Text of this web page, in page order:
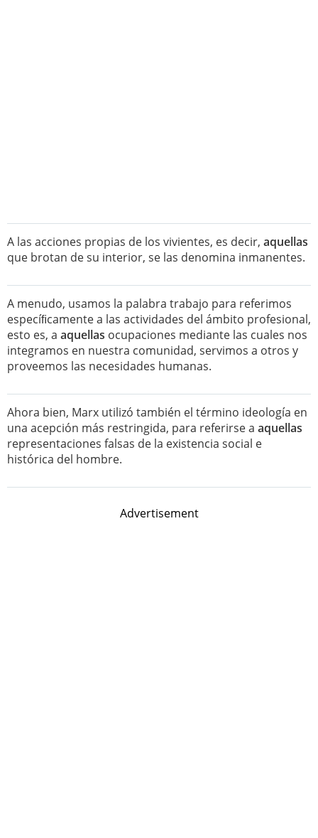
A las acciones propias de los vivientes, es decir, aquellas
que brotan de su interior, se las denomina inmanentes.
A menudo, usamos la palabra trabajo para referimos
especíﬁcamente a las actividades del ámbito profesional,
esto es, a aquellas ocupaciones mediante las cuales nos
integramos en nuestra comunidad, servimos a otros y
proveemos las necesidades humanas.
Ahora bien, Marx utilizó también el término ideología en
una acepción más restringida, para referirse a aquellas
representaciones falsas de la existencia social e
histórica del hombre.
Advertisement